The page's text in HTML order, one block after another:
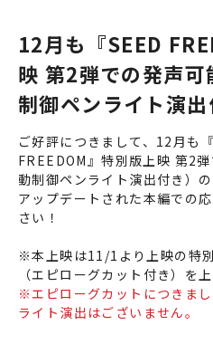
12月も『SEED
映 第2弾での発声
制御ペンライト演出
ご好評につきまして、12月も
FREEDOM』特別版上映 第2
動制御ペンライト演出付き）
アップデートされた本編での
さい！
※本上映は11/1より上映の特
（エピローグカット付き）を
※エピローグカットにつきま
ライト演出はございません。